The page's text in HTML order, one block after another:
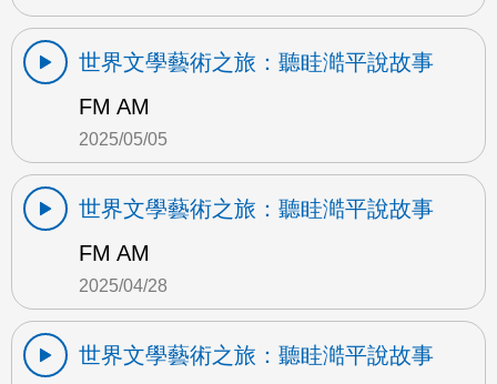
世界文學藝術之旅：聽眭澔平說故事
FM AM
2025/05/05
世界文學藝術之旅：聽眭澔平說故事
FM AM
2025/04/28
世界文學藝術之旅：聽眭澔平說故事